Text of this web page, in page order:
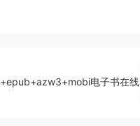
电子书在线